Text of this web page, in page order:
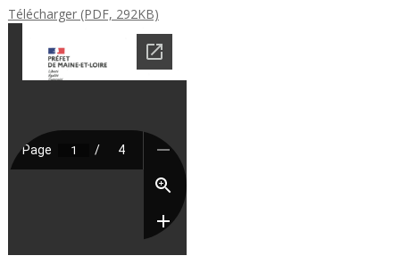
Télécharger (PDF, 292KB)